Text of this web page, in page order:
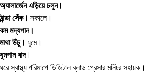
অ্যালার্জেন এড়িয়ে চলুন।
ঠান্ডা সেঁক। সকালে।
কম মদ্যপান।
মাথা উঁচু। ঘুমে।
ধূমপান বাদ।
ঘরে স্বাস্থ্য পরিমাপে ডিজিটাল ব্লাড প্রেসার মনিটরসহায়ক।